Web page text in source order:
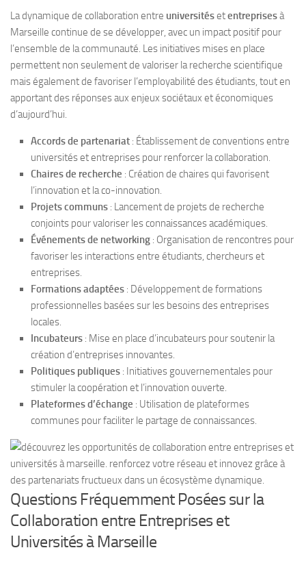
La dynamique de collaboration entre universitésetentreprisesà
Marseille continue de se développer, avec un impact positif pour
l’ensemble de la communauté. Les initiatives mises en place
permettent non seulement de valoriser la recherche scientifique
mais également de favoriser l’employabilité des étudiants, tout en
apportant des réponses aux enjeux sociétaux et économiques
d’aujourd’hui.
Accords de partenariat : Établissement de conventions entre
universités et entreprises pour renforcer la collaboration.
Chaires de recherche : Création de chaires qui favorisent
l’innovation et la co-innovation.
Projets communs : Lancement de projets de recherche
conjoints pour valoriser les connaissances académiques.
Événements de networking : Organisation de rencontres pour
favoriser les interactions entre étudiants, chercheurs et
entreprises.
Formations adaptées : Développement de formations
professionnelles basées sur les besoins des entreprises
locales.
Incubateurs : Mise en place d’incubateurs pour soutenir la
création d’entreprises innovantes.
Politiques publiques : Initiatives gouvernementales pour
stimuler la coopération et l’innovation ouverte.
Plateformes d’échange : Utilisation de plateformes
communes pour faciliter le partage de connaissances.
Questions Fréquemment Posées sur la
Collaboration entre Entreprises et
Universités à Marseille